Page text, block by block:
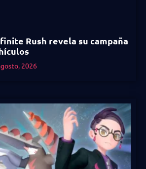
Rush revela su campaña
2026